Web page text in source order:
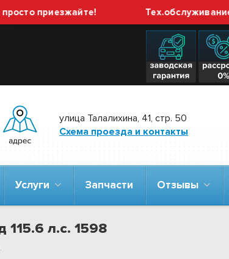
приезжайте! Тех.обслуживание и
улица Талалихина, 41, стр. 50
Схема проезда и контакты
Услуги Запчасти Отзывы
115.6 л.с. 1598